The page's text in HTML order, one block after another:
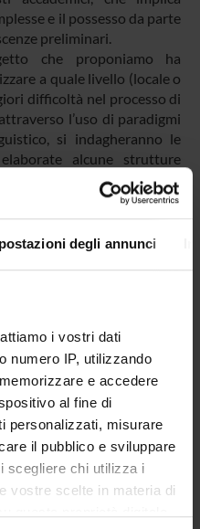
degli annunci
i vostri dati
numero IP, utilizzando
e accedere
al fine di
personalizzati, misurare
il pubblico e sviluppare
scegliere chi utilizza i
vostre scelte in materia di
e il possesso da parte
preliminari.
che proponiamo ha
a quale livello (locale o
difficoltà nel processo di
l’uso di paradigmi
si indagheranno le
alcune strutture
vengono risolte alcune
La seconda fase del
l’elaborazione di un
l’autonomia nella